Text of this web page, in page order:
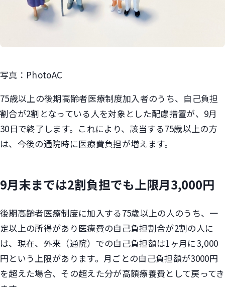
写真：PhotoAC
75歳以上の後期高齢者医療制度加入者のうち、自己負担
割合が2割となっている人を対象とした配慮措置が、9月
30日で終了します。これにより、該当する75歳以上の方
は、今後の通院時に医療費負担が増えます。
9月末までは2割負担でも上限月3,000円
後期高齢者医療制度に加入する75歳以上の人のうち、一
定以上の所得があり医療費の自己負担割合が2割の人に
は、現在、外来（通院）での自己負担額は1ヶ月に3,000
円という上限があります。月ごとの自己負担額が3000円
を超えた場合、その超えた分が高額療養費として戻ってき